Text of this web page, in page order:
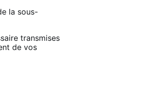
la sous-
transmises
de vos